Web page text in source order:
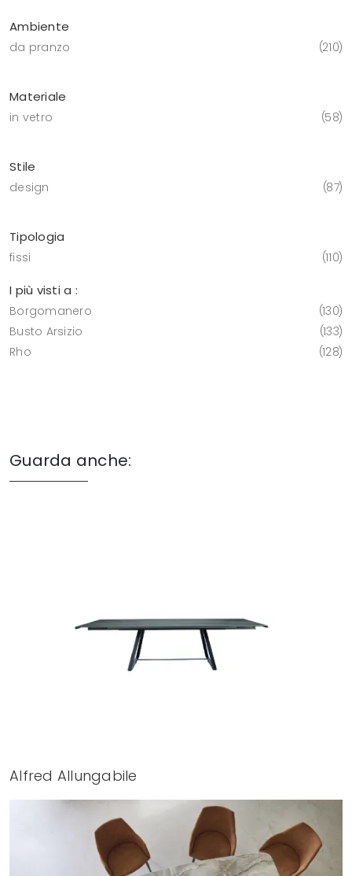
Ambiente
da pranzo 210
Materiale
in vetro 58
Stile
design 87
Tipologia
fissi 110
I più visti a :
Borgomanero
130
Busto Arsizio
133
Rho
128
Guarda anche:
Alfred Allungabile